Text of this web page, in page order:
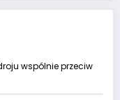
wspólnie przeciw